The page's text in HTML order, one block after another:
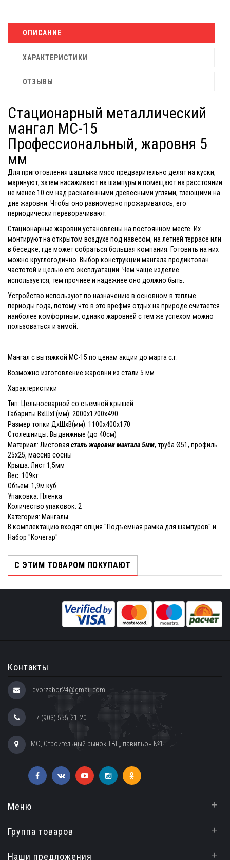
ОПИСАНИЕ
ХАРАКТЕРИСТИКИ
ОТЗЫВЫ
Стационарный металлический
мангал МС-15
Профессиональный, жаровня 5
мм
Для приготовления шашлыка мясо предварительно делят на куски,
маринуют, затем насаживают на шампуры и помещают на расстоянии
не менее 10 см над раскаленными древесными углями, тлеющими на
дне жаровни. Чтобы оно равномерно прожаривалось, его
периодически переворачивают.
Стационарные жаровни установлены на постоянном месте. Их
монтируют на открытом воздухе под навесом, на летней террасе или
в беседке, где может собраться большая компания. Готовить на них
можно круглогодично. Выбор конструкции мангала продиктован
частотой и целью его эксплуатации. Чем чаще изделие
используется, тем прочнее и надежнее оно должно быть.
Устройство используют по назначению в основном в теплые
периоды года, потому что в это врефмя отдых на природе считается
наиболее комфортным, однако жаровней с тем же успехом можно
пользоваться и зимой.
Мангал с вытяжкой МС-15 по ценам акции до марта с.г.
Возможно изготовление жаровни из стали 5 мм
Характеристики
Тип: Цельносварной со съемной крышей
Габариты ВхШхГ(мм): 2000х1700х490
Размер топки ДхШхВ(мм): 1100х400х170
Столешницы: Выдвижные (до 40см)
Материал: Листовая сталь жаровни мангала 5мм, труба Ø51, профиль
25х25, массив сосны
Крыша: Лист 1,5мм
Вес: 109кг
Объем: 1,9м.куб.
Упаковка: Пленка
Количество упаковок: 2
Категория: Мангалы
В комплектацию входят опция "Подъемная рамка для шампуров" и
Набор "Кочегар"
С ЭТИМ ТОВАРОМ ПОКУПАЮТ
Контакты
dvorzabor24@gmail.com
+7 (903) 555-21-20
МО, Строительный рынок ТВЦ, павильон №1
Меню +
Группа товаров +
Наши предложения +